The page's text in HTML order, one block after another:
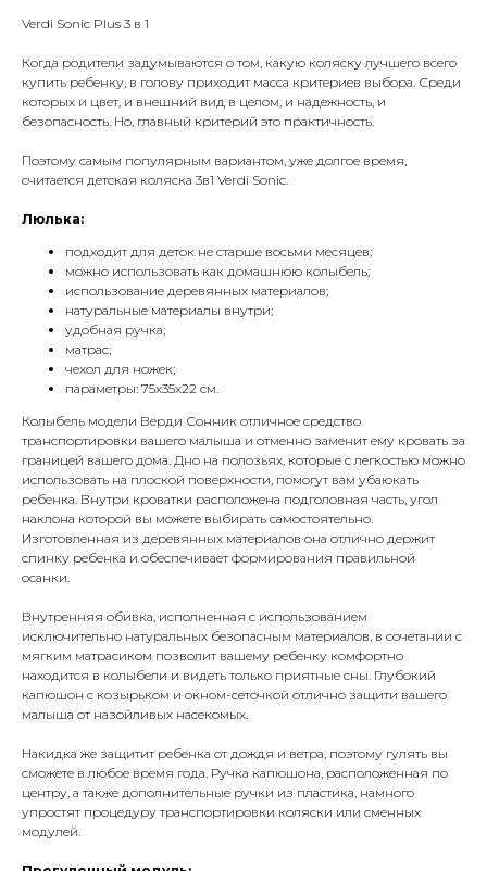
Verdi Sonic Plus 3 в 1
Когда родители задумываются о том, какую коляску лучшего всего
купить ребенку, в голову приходит масса критериев выбора. Среди
которых и цвет, и внешний вид в целом, и надежность, и
безопасность. Но, главный критерий это практичность.
Поэтому самым популярным вариантом, уже долгое время,
считается детская коляска 3в1 Verdi Sonic.
Люлька:
подходит для деток не старше восьми месяцев;
можно использовать как домашнюю колыбель;
использование деревянных материалов;
натуральные материалы внутри;
удобная ручка;
матрас;
чехол для ножек;
параметры: 75х35х22 см.
Колыбель модели Верди Сонник отличное средство
транспортировки вашего малыша и отменно заменит ему кровать за
границей вашего дома. Дно на полозьях, которые с легкостью можно
использовать на плоской поверхности, помогут вам убаюкать
ребенка. Внутри кроватки расположена подголовная часть, угол
наклона которой вы можете выбирать самостоятельно.
Изготовленная из деревянных материалов она отлично держит
спинку ребенка и обеспечивает формирования правильной
осанки.
Внутренняя обивка, исполненная с использованием
исключительно натуральных безопасным материалов, в сочетании с
мягким матрасиком позволит вашему ребенку комфортно
находится в колыбели и видеть только приятные сны. Глубокий
капюшон с козырьком и окном-сеточкой отлично защити вашего
малыша от назойливых насекомых.
Накидка же защитит ребенка от дождя и ветра, поэтому гулять вы
сможете в любое время года. Ручка капюшона, расположенная по
центру, а также дополнительные ручки из пластика, намного
упростят процедуру транспортировки коляски или сменных
модулей.